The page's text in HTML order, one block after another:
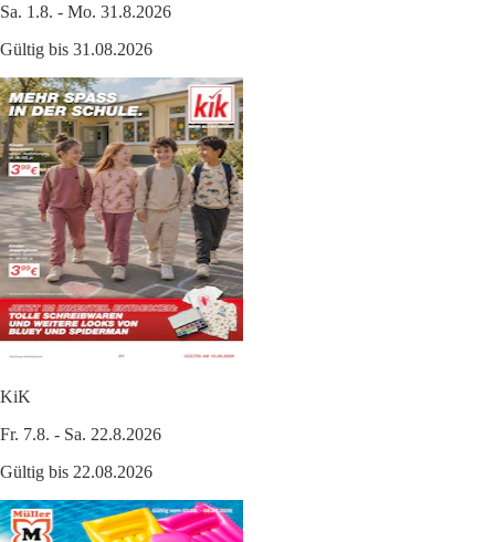
Sa. 1.8. - Mo. 31.8.2026
Gültig bis 31.08.2026
KiK
Fr. 7.8. - Sa. 22.8.2026
Gültig bis 22.08.2026